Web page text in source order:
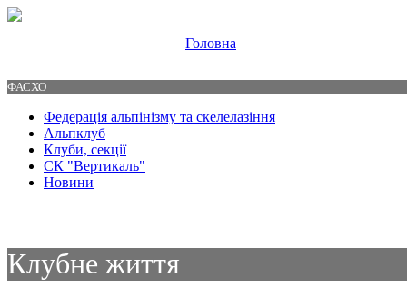
| Головна
ФАСХО
Федерація альпінізму та скелелазіння
Альпклуб
Клуби, секції
СК "Вертикаль"
Новини
Клубне життя